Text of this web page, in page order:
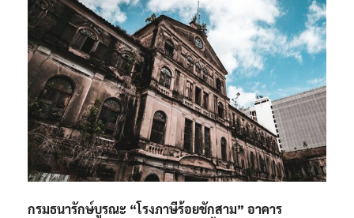
กรมธนารักษ์บูรณะ “โรงภาษีร้อยชักสาม” อาคาร